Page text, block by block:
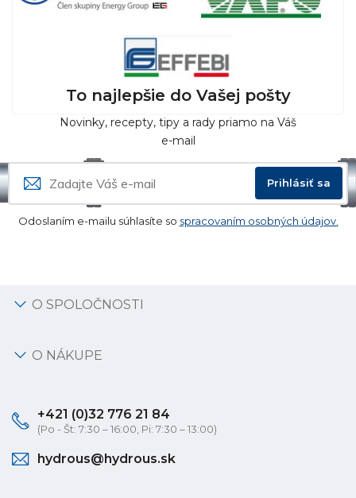
To najlepšie do Vašej pošty
Novinky, recepty, tipy a rady priamo na Váš
e-mail
Prihlásiť sa
Odoslaním e-mailu súhlasíte so spracovaním osobných údajov.
O SPOLOČNOSTI
O NÁKUPE
+421 (0)32 776 21 84
(Po - Št: 7:30 – 16:00, Pi: 7:30 – 13:00)
hydrous@hydrous.sk